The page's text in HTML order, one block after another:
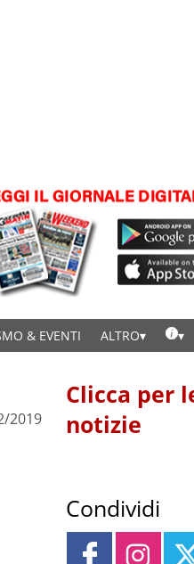
& EVENTI ALTRO
2019
Clicca per
notizie
Condividi